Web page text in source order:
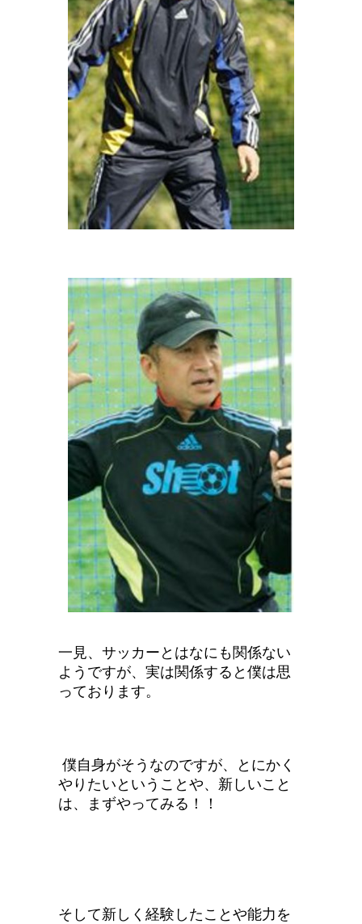
一見、サッカーとはなにも関係ない
ようですが、実は関係すると僕は思
っております。
僕自身がそうなのですが、とにかく
やりたいということや、新しいこと
は、まずやってみる！！
そして新しく経験したことや能力を